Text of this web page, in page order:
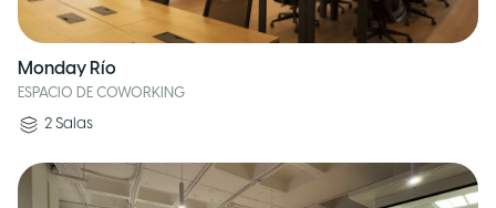
Monday Río
ESPACIO DE COWORKING
2 Salas